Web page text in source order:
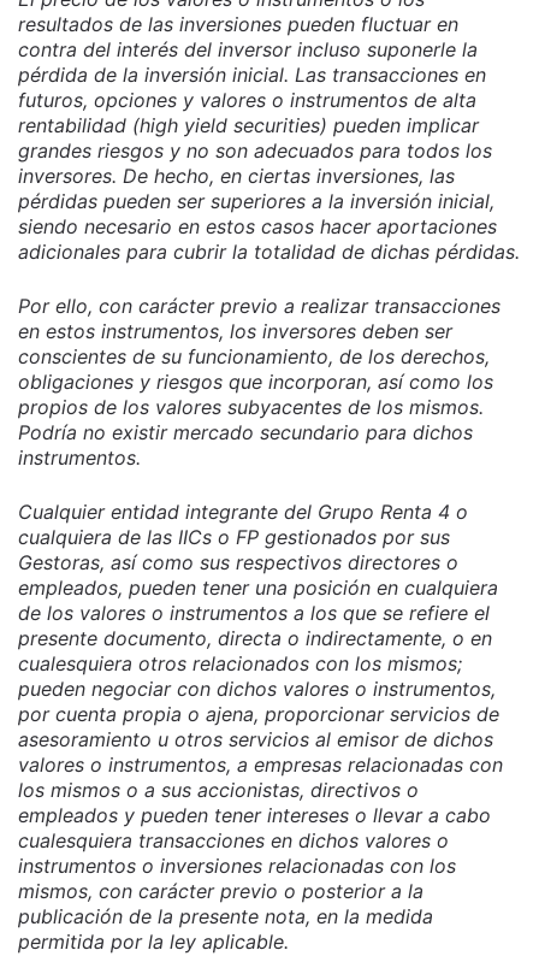
resultados de las inversiones pueden fluctuar en
contra del interés del inversor incluso suponerle la
pérdida de la inversión inicial. Las transacciones en
futuros, opciones y valores o instrumentos de alta
rentabilidad (high yield securities) pueden implicar
grandes riesgos y no son adecuados para todos los
inversores. De hecho, en ciertas inversiones, las
pérdidas pueden ser superiores a la inversión inicial,
siendo necesario en estos casos hacer aportaciones
adicionales para cubrir la totalidad de dichas pérdidas.
Por ello, con carácter previo a realizar transacciones
en estos instrumentos, los inversores deben ser
conscientes de su funcionamiento, de los derechos,
obligaciones y riesgos que incorporan, así como los
propios de los valores subyacentes de los mismos.
Podría no existir mercado secundario para dichos
instrumentos.
Cualquier entidad integrante del Grupo Renta 4 o
cualquiera de las IICs o FP gestionados por sus
Gestoras, así como sus respectivos directores o
empleados, pueden tener una posición en cualquiera
de los valores o instrumentos a los que se refiere el
presente documento, directa o indirectamente, o en
cualesquiera otros relacionados con los mismos;
pueden negociar con dichos valores o instrumentos,
por cuenta propia o ajena, proporcionar servicios de
asesoramiento u otros servicios al emisor de dichos
valores o instrumentos, a empresas relacionadas con
los mismos o a sus accionistas, directivos o
empleados y pueden tener intereses o llevar a cabo
cualesquiera transacciones en dichos valores o
instrumentos o inversiones relacionadas con los
mismos, con carácter previo o posterior a la
publicación de la presente nota, en la medida
permitida por la ley aplicable.